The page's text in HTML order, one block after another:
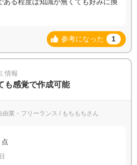
参考になった 1
情報
も感覚で作成可能
業・フリーランス / もちもちさん
点